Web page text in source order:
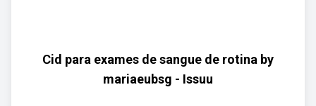
Cid para exames de sangue de rotina by
mariaeubsg - Issuu